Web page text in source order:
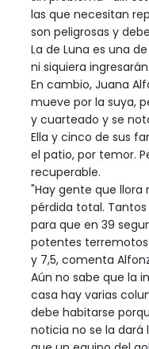
las que necesitan
son peligrosas y
La de Luna es una
ni siquiera ingresarán.
En cambio, Juana
mueve por la suya,
y cuarteado y se
Ella y cinco de sus
el patio, por temor.
recuperable.
"Hay gente que llora
pérdida total.
para que en 39
potentes
y 7,5, comenta
Aún no sabe que la
casa hay varias
debe habitarse
noticia no se la dará